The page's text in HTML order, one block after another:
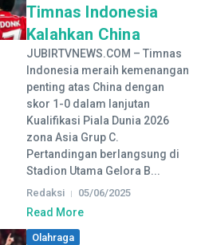
Timnas Indonesia
Kalahkan China
JUBIRTVNEWS.COM – Timnas
Indonesia meraih kemenangan
penting atas China dengan
skor 1-0 dalam lanjutan
Kualifikasi Piala Dunia 2026
zona Asia Grup C.
Pertandingan berlangsung di
Stadion Utama Gelora B...
Redaksi 05/06/2025
Read More
Olahraga